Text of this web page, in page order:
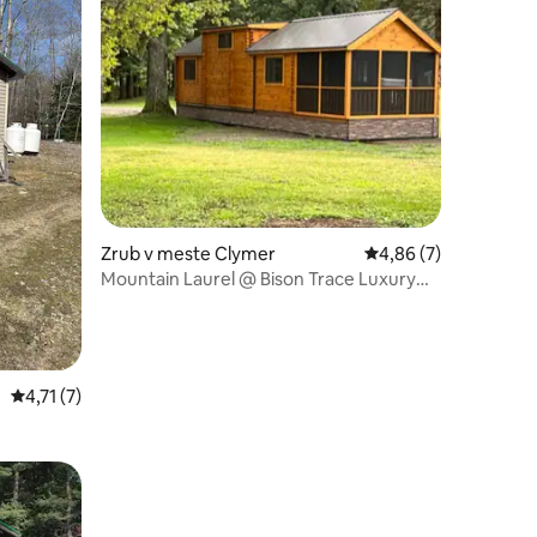
97
Priemerné ohodnotenie 4,71 z 5, počet hodnotení: 7
4,71 (7)
Zrub v meste Clymer Priemerné
4,86 (7)
Mountain Laurel @ Bison Trace Luxury